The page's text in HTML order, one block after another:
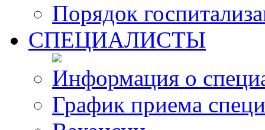
Порядок
СПЕЦИАЛИСТЫ
Информация о
График приема